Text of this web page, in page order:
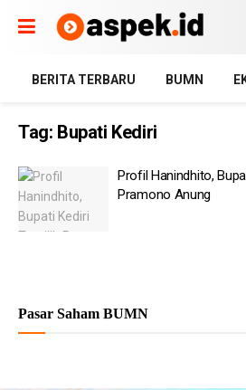
BERITA TERBARU BUMN
Tag: Bupati Kediri
Profil Hanindhito,
Pramono Anung
Pasar Saham BUMN